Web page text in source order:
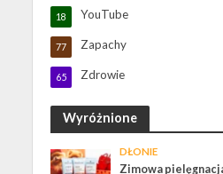
YouTube
18
Zapachy
77
Zdrowie
65
Wyróżnione
DŁONIE
Zimowa